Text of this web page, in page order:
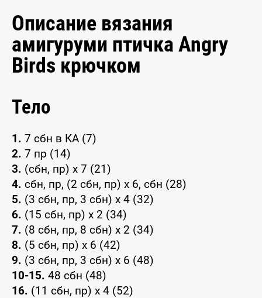
Описание вязания
амигуруми птичка Angry
Birds крючком
Тело
1. 7 сбн в КА (7)
2. 7 пр (14)
3. (сбн, пр) x 7 (21)
4. сбн, пр, (2 сбн, пр) x 6, сбн (28)
5. (3 сбн, пр, 3 сбн) x 4 (32)
6. (15 сбн, пр) x 2 (34)
7. (8 сбн, пр, 8 сбн) x 2 (34)
8. (5 сбн, пр) x 6 (42)
9. (3 сбн, пр, 3 сбн) x 6 (48)
10-15. 48 сбн (48)
16. (11 сбн, пр) x 4 (52)